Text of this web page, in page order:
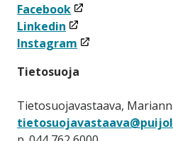
Facebook(linkki
avataan
uuteen
Linkedin (linkki
avataan
ikkunaan)
Instagram (linkki
uuteen
Tietosuoja
Tietosuojavastaava,